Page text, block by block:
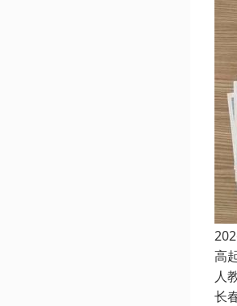
高
人
长